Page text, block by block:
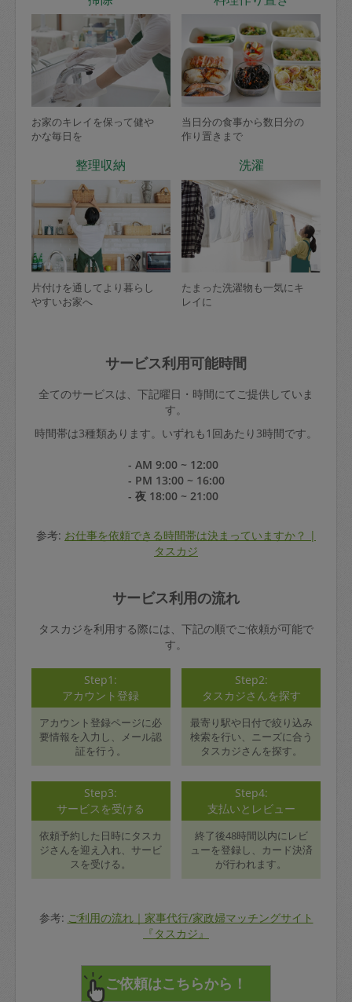
お家のキレイを保って健や
かな毎日を
当日分の食事から数日分の
作り置きまで
整理収納
片付けを通してより暮らし
やすいお家へ
洗濯
たまった洗濯物も一気にキ
レイに
サービス利用可能時間
全てのサービスは、下記曜日・時間にてご提供していま
す。
時間帯は3種類あります。いずれも1回あたり3時間です。
- AM 9:00 ~ 12:00
- PM 13:00 ~ 16:00
- 夜 18:00 ~ 21:00
参考: お仕事を依頼できる時間帯は決まっていますか？ |
タスカジ
サービス利用の流れ
タスカジを利用する際には、下記の順でご依頼が可能で
す。
Step1:
アカウント登録
アカウント登録ページに必
要情報を入力し、メール認
証を行う。
Step2:
タスカジさんを探す
最寄り駅や日付で絞り込み
検索を行い、ニーズに合う
タスカジさんを探す。
Step3:
サービスを受ける
依頼予約した日時にタスカ
ジさんを迎え入れ、サービ
スを受ける。
Step4:
支払いとレビュー
終了後48時間以内にレビ
ューを登録し、カード決済
が行われます。
参考: ご利用の流れ｜家事代行/家政婦マッチングサイト
『タスカジ』